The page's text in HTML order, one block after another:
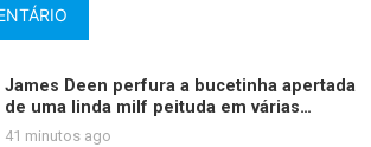
James Deen perfura a bucetinha apertada
de uma linda milf peituda em várias
posições.
41 minutos ago